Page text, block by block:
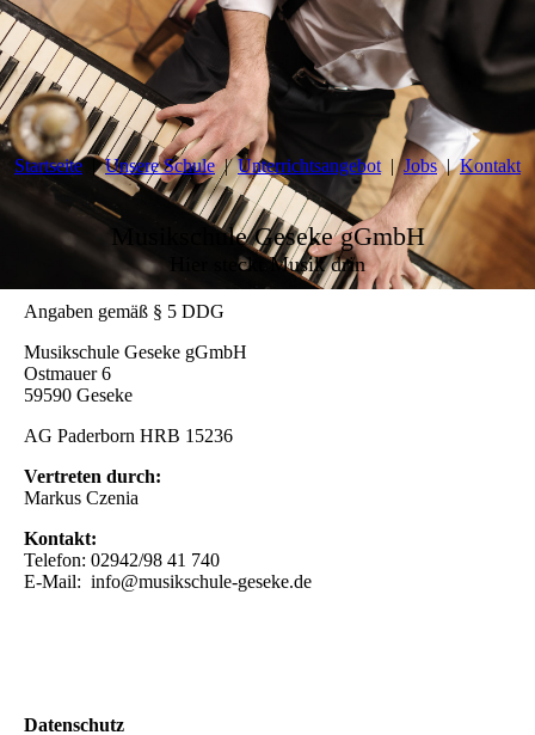
Startseite Unsere Schule Unterrichtsangebot Jobs Kontakt
Musikschule Geseke gGmbH
Hier steckt Musik drin
Angaben gemäß § 5 DDG
Musikschule Geseke gGmbH
Ostmauer 6
59590 Geseke
AG Paderborn HRB 15236
Vertreten durch:
Markus Czenia
Kontakt:
Telefon: 02942/98 41 740
E-Mail: info@musikschule-geseke.de
Datenschutz